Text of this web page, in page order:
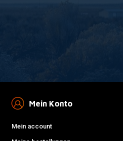
Mein Konto
Mein account